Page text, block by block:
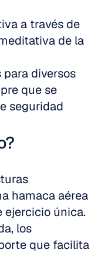
a través de
de la
diversos
que se
seguridad
hamaca aérea
ejercicio única.
los
que facilita